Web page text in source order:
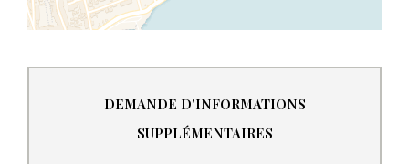
DEMANDE D'INFORMATIONS
SUPPLÉMENTAIRES